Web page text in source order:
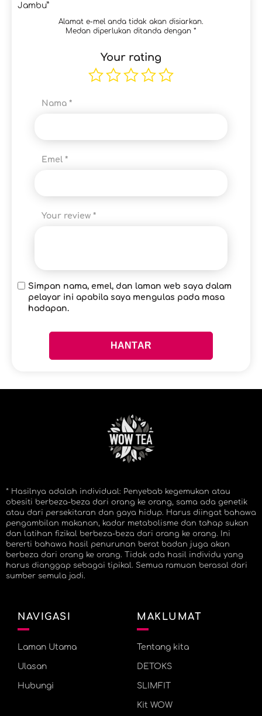
Jambu”
Alamat e-mel anda tidak akan disiarkan.
Medan diperlukan ditanda dengan *
Your rating
Your review *
Nama *
Emel *
Simpan nama, emel, dan laman web saya dalam
pelayar ini apabila saya mengulas pada masa
hadapan.
* Hasilnya adalah individual: Penyebab kegemukan atau
obesiti berbeza-beza dari orang ke orang, sama ada genetik
atau dari persekitaran dan gaya hidup. Harus diingat bahawa
pengambilan makanan, kadar metabolisme dan tahap sukan
dan latihan fizikal berbeza-beza dari orang ke orang. Ini
bererti bahawa hasil penurunan berat badan juga akan
berbeza dari orang ke orang. Tidak ada hasil individu yang
harus dianggap sebagai tipikal. Semua ramuan berasal dari
sumber semula jadi.
NAVIGASI
Laman Utama
Ulasan
Hubungi
MAKLUMAT
Tentang kita
DETOKS
SLIMFIT
Kit WOW